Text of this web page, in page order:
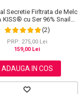
Secretie Firltrata de Melc
KISS® cu Ser 96% Snail
Crema Advanced Snail 92
All in One
(2)
PRP: 275,00 Lei
159,00 Lei
ADAUGA IN COS